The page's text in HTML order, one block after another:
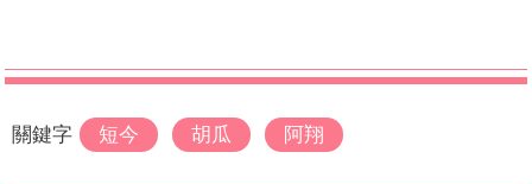
關鍵字 短今 胡瓜 阿翔